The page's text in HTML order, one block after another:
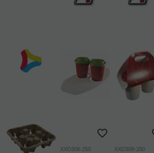
XXD306-250 XXD308-250